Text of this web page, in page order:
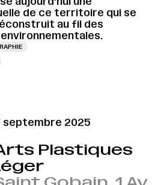
de ce territoire qui se
au fil des
septembre 2025
Plastiques